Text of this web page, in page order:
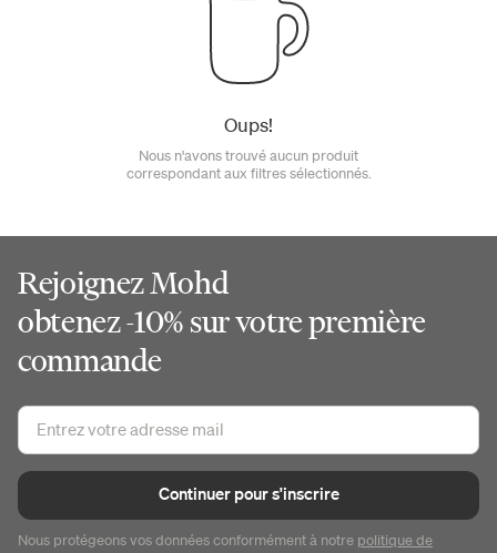
Oups!
Nous n'avons trouvé aucun produit
correspondant aux filtres sélectionnés.
Rejoignez Mohd
obtenez -10% sur votre première
commande
Continuer pour s'inscrire
Nous protégeons vos données conformément à notre politique de